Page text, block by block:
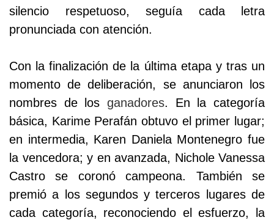
silencio respetuoso, seguía cada letra
pronunciada con atención.
Con la finalización de la última etapa y tras un
momento de deliberación, se anunciaron los
nombres de los ganadores. En la categoría
básica, Karime Perafán obtuvo el primer lugar;
en intermedia, Karen Daniela Montenegro fue
la vencedora; y en avanzada, Nichole Vanessa
Castro se coronó campeona. También se
premió a los segundos y terceros lugares de
cada categoría, reconociendo el esfuerzo, la